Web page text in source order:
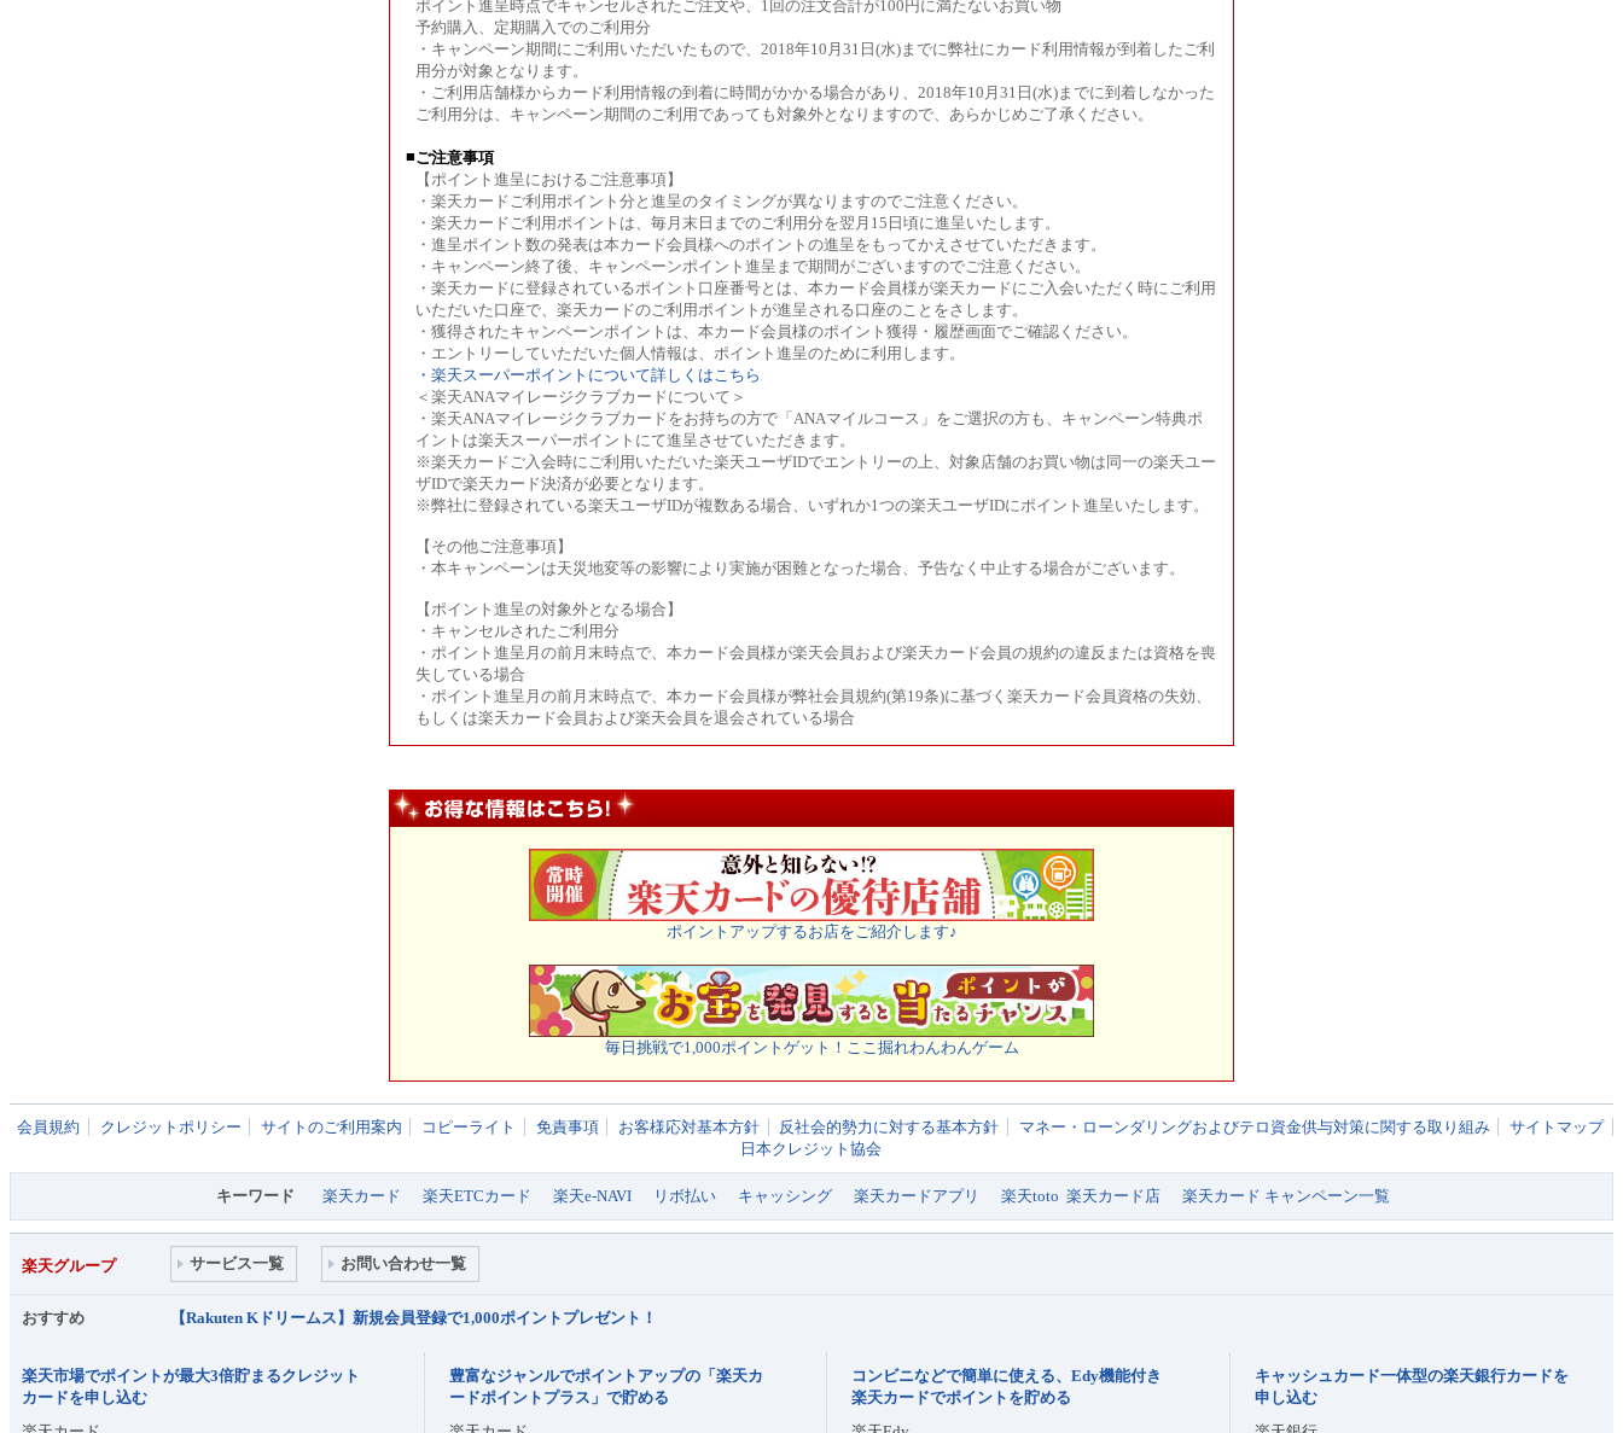
ポイント進呈時点でキャンセルされたご注文や、1回の注文合計が100円に満たないお買い物
予約購入、定期購入でのご利用分
・キャンペーン期間にご利用いただいたもので、2018年10月31日(水)までに弊社にカード利用情報が到着したご利
用分が対象となります。
・ご利用店舗様からカード利用情報の到着に時間がかかる場合があり、2018年10月31日(水)までに到着しなかった
ご利用分は、キャンペーン期間のご利用であっても対象外となりますので、あらかじめご了承ください。
■ご注意事項
【ポイント進呈におけるご注意事項】
・楽天カードご利用ポイント分と進呈のタイミングが異なりますのでご注意ください。
・楽天カードご利用ポイントは、毎月末日までのご利用分を翌月15日頃に進呈いたします。
・進呈ポイント数の発表は本カード会員様へのポイントの進呈をもってかえさせていただきます。
・キャンペーン終了後、キャンペーンポイント進呈まで期間がございますのでご注意ください。
・楽天カードに登録されているポイント口座番号とは、本カード会員様が楽天カードにご入会いただく時にご利用
いただいた口座で、楽天カードのご利用ポイントが進呈される口座のことをさします。
・獲得されたキャンペーンポイントは、本カード会員様のポイント獲得・履歴画面でご確認ください。
・エントリーしていただいた個人情報は、ポイント進呈のために利用します。
・楽天スーパーポイントについて詳しくはこちら
＜楽天ANAマイレージクラブカードについて＞
・楽天ANAマイレージクラブカードをお持ちの方で「ANAマイルコース」をご選択の方も、キャンペーン特典ポ
イントは楽天スーパーポイントにて進呈させていただきます。
※楽天カードご入会時にご利用いただいた楽天ユーザIDでエントリーの上、対象店舗のお買い物は同一の楽天ユー
ザIDで楽天カード決済が必要となります。
※弊社に登録されている楽天ユーザIDが複数ある場合、いずれか1つの楽天ユーザIDにポイント進呈いたします。
【その他ご注意事項】
・本キャンペーンは天災地変等の影響により実施が困難となった場合、予告なく中止する場合がございます。
【ポイント進呈の対象外となる場合】
・キャンセルされたご利用分
・ポイント進呈月の前月末時点で、本カード会員様が楽天会員および楽天カード会員の規約の違反または資格を喪
失している場合
・ポイント進呈月の前月末時点で、本カード会員様が弊社会員規約(第19条)に基づく楽天カード会員資格の失効、
もしくは楽天カード会員および楽天会員を退会されている場合
ポイントアップするお店をご紹介します♪
毎日挑戦で1,000ポイントゲット！ここ掘れわんわんゲーム
会員規約 クレジットポリシー サイトのご利用案内 コピーライト 免責事項 お客様応対基本方針 反社会的勢力に対する基本方針 マネー・ローンダリングおよびテロ資金供与対策に関する取り組み
サイトマップ
日本クレジット協会
キーワード 楽天カード 楽天ETCカード 楽天e-NAVI リボ払い キャッシング 楽天カードアプリ 楽天toto 楽天カード店 楽天カード キャンペーン一覧
楽天グループ サービス一覧 お問い合わせ一覧
おすすめ 【Rakuten Kドリームス】新規会員登録で1,000ポイントプレゼント！
楽天市場でポイントが最大3倍貯まるクレジット
カードを申し込む
豊富なジャンルでポイントアップの「楽天カ
ードポイントプラス」で貯める
コンビニなどで簡単に使える、Edy機能付き
楽天カードでポイントを貯める
キャッシュカード一体型の楽天銀行カードを
申し込む